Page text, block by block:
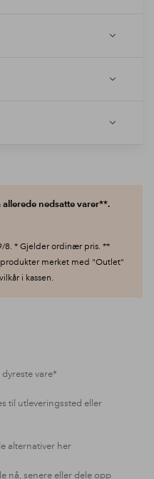
nedsatte varer**.
8. * Gjelder ordinær pris. **
merket med "Outlet"
i kassen.
vare*
til utleveringssted eller
alternativer her
nå, senere eller dele opp